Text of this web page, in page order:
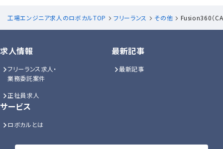
工場エンジニア求人のロボカルTOP フリーランス その他 Fusion360（
求人情報
フリーランス求人・
業務委託案件
正社員求人
最新記事
最新記事
サービス
ロボカルとは